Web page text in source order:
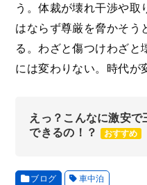
う。体裁が壊れ干渉や取
はならず尊厳を脅かそう
る。わざと傷つけわざと
には変わりない。時代が
えっ？こんなに激安
できるの！？
おすすめ
ブログ 車中泊